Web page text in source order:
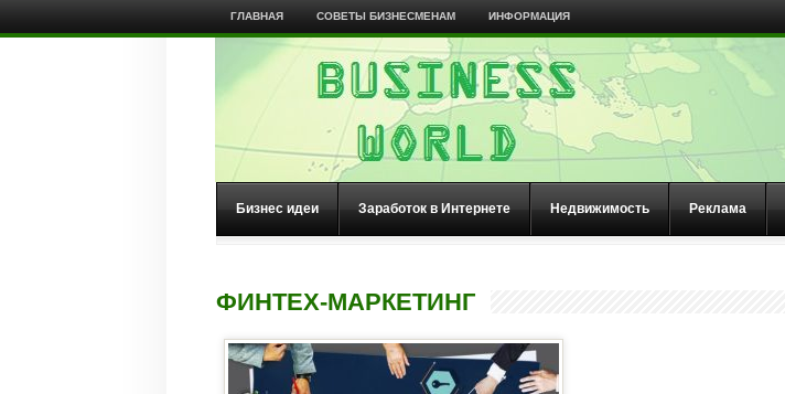
ГЛАВНАЯ СОВЕТЫ БИЗНЕСМЕНАМ ИНФОРМАЦИЯ
Бизнес идеи Заработок в Интернете Недвижимость Реклама
ФИНТЕХ-МАРКЕТИНГ